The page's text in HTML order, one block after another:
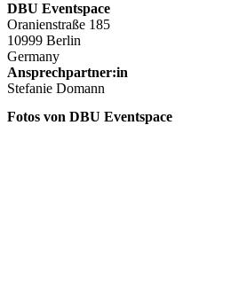
DBU Eventspace
Oranienstraße 185
10999 Berlin
Germany
Ansprechpartner:in
Stefanie Domann
Fotos von DBU Eventspace